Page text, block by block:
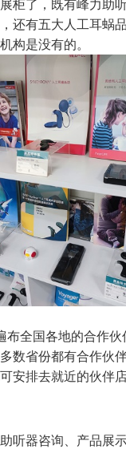
柜了，既有峰力助
还有五大人工耳蜗
构是没有的。
布全国各地的合作伙
数省份都有合作伙
安排去就近的伙伴
听器咨询、产品展